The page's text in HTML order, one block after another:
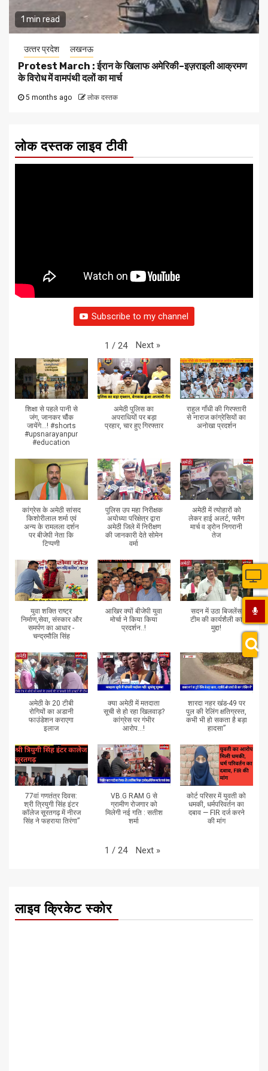
1 min read
उत्‍तर प्रदेश लखनऊ
Protest March : ईरान के खिलाफ अमेरिकी–इज़राइली आक्रमण
के विरोध में वामपंथी दलों का मार्च
5 months ago लोक दस्तक
लोक दस्तक लाइव टीवी
Subscribe to my channel
1 / 24 Next »
शिक्षा से पहले पानी से
जंग, जानकर चौंक
जायेंगे...! #shorts
#upsnarayanpur
#education
अमेठी पुलिस का
अपराधियों पर बड़ा
प्रहार, चार हुए गिरफ्तार
राहुल गाँधी की गिरफ्तारी
से नाराज कांग्रेसियों का
अनोखा प्रदर्शन
कांग्रेस के अमेठी सांसद
किशोरीलाल शर्मा एवं
अन्य के रामलला दर्शन
पर बीजेपी नेता कि
टिप्पणी
पुलिस उप महा निरीक्षक
अयोध्या परिक्षेत्र द्वारा
अमेठी जिले में निरीक्षण
की जानकारी देते सोमेन
वर्मा
अमेठी में त्योहारों को
लेकर हाई अलर्ट, फ्लैग
मार्च व ड्रोन निगरानी
तेज
युवा शक्ति राष्ट्र
निर्माण,सेवा, संस्कार और
समर्पण का आधार -
चन्द्रमौलि सिंह
आखिर क्यों बीजेपी युवा
मोर्चा ने किया किया
प्रदर्शन..!
सदन में उठा बिजलेंस
टीम की कार्यशैली का
मुद्दा!
अमेठी के 20 टीबी
रोगियों का अडानी
फाउंडेशन कराएगा
इलाज
क्या अमेठी में मतदाता
सूची से हो रहा खिलवाड़?
कांग्रेस पर गंभीर
आरोप...!
शारदा नहर खंड-49 पर
पुल की रेलिंग क्षतिग्रस्त,
कभी भी हो सकता है बड़ा
हादसा”
77वां गणतंत्र दिवस:
श्री त्रियुगी सिंह इंटर
कॉलेज सूरतगढ़ में नीरज
सिंह ने फहराया तिरंगा”
VB.G RAM G से
ग्रामीण रोजगार को
मिलेगी नई गति : सतीश
शर्मा
कोर्ट परिसर में युवती को
धमकी, धर्मपरिवर्तन का
दबाव — FIR दर्ज करने
की मांग
1 / 24 Next »
लाइव क्रिकेट स्कोर